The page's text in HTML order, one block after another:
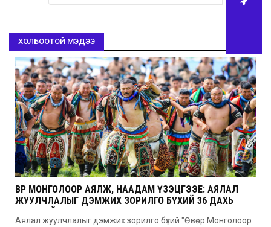
ХОЛБООТОЙ МЭДЭЭ
ӨВӨР МОНГОЛООР АЯЛЖ, НААДАМ ҮЗЭЦГЭЭЕ: АЯЛАЛ
ЖУУЛЧЛАЛЫГ ДЭМЖИХ ЗОРИЛГО БҮХИЙ 36 ДАХЬ
УДААГИЙН НААДАМ
Аялал жуулчлалыг дэмжих зорилго бүхий "Өвөр Монголоор